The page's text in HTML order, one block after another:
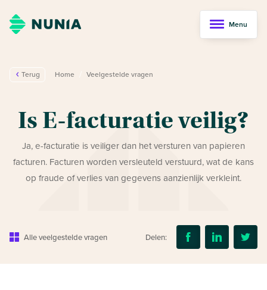
Menu
Terug Home Veelgestelde vragen
Is E-facturatie veilig?
Ja, e-facturatie is veiliger dan het versturen van papieren
facturen. Facturen worden versleuteld verstuurd, wat de kans
op fraude of verlies van gegevens aanzienlijk verkleint.
Alle veelgestelde vragen Delen: